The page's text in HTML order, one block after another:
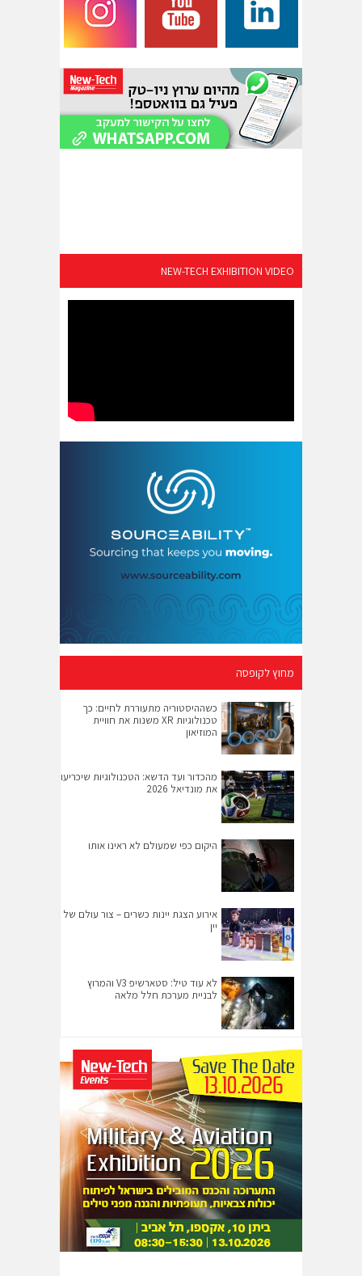
NEW-TECH EXHIBITION VIDEO
מחוץ לקופסה
כשההיסטוריה מתעוררת לחיים: כך
טכנולוגיות XR משנות את חוויית
המוזיאון
מהכדור ועד הדשא: הטכנולוגיות שיכריעו
את מונדיאל 2026
היקום כפי שמעולם לא ראינו אותו
אירוע הצגת יינות כשרים – צור עולם של
יין
לא עוד טיל: סטארשיפ V3 והמרוץ
לבניית מערכת חלל מלאה